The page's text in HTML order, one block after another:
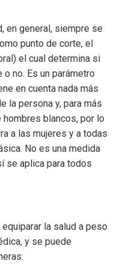
en general, siempre se
punto de corte, el
el cual determina si
no. Es un parámetro
en cuenta nada más
la persona y, para más
blancos, por lo
a las mujeres y a todas
No es una medida
se aplica para todos
la salud a peso
y se puede